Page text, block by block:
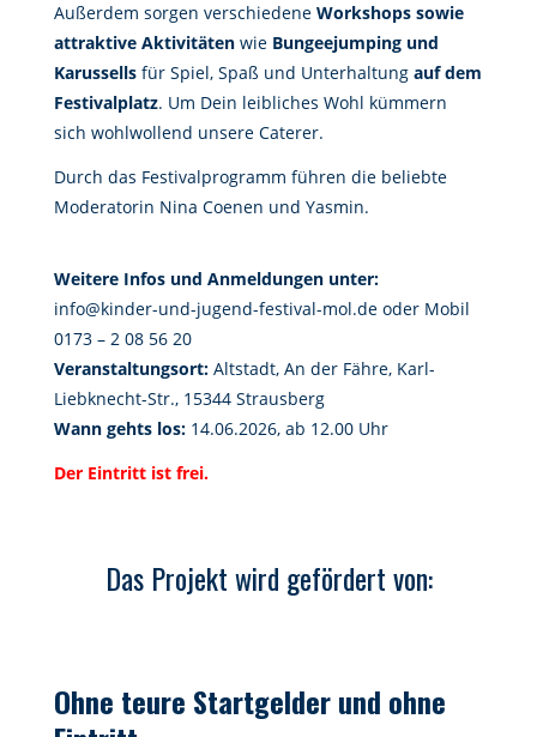
Außerdem sorgen verschiedene Workshops sowie
attraktive Aktivitäten wie Bungeejumping und
Karussells für Spiel, Spaß und Unterhaltung auf dem
Festivalplatz. Um Dein leibliches Wohl kümmern
sich wohlwollend unsere Caterer.
Durch das Festivalprogramm führen die beliebte
Moderatorin Nina Coenen und Yasmin.
Weitere Infos und Anmeldungen unter:
info@kinder-und-jugend-festival-mol.de oder Mobil
0173 – 2 08 56 20
Veranstaltungsort: Altstadt, An der Fähre, Karl-
Liebknecht-Str., 15344 Strausberg
Wann gehts los: 14.06.2026, ab 12.00 Uhr
Der Eintritt ist frei.
Das Projekt wird gefördert von:
Ohne teure Startgelder und ohne